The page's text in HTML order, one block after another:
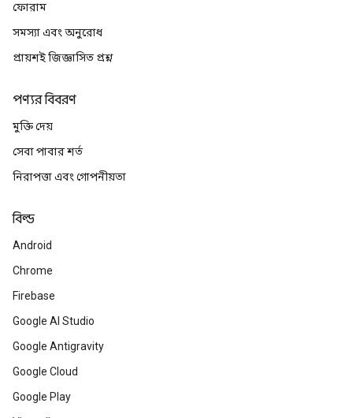
ফোরাম
সমস্যা এবং অনুরোধ
প্রায়শই জিজ্ঞাসিত প্রশ্ন
পণ্যর বিবরণ
মুক্তি দেয়
সেবা পাবার শর্ত
নিরাপত্তা এবং গোপনীয়তা
বিল্ড
Android
Chrome
Firebase
Google AI Studio
Google Antigravity
Google Cloud
Google Play